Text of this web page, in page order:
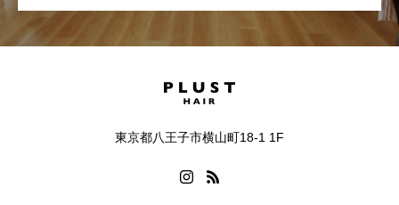
東京都八王子市横山町18-1 1F